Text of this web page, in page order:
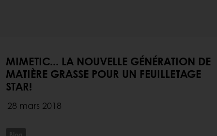
MIMETIC... LA NOUVELLE GÉNÉRATION DE
MATIÈRE GRASSE POUR UN FEUILLETAGE
STAR!
28 mars 2018
Blog